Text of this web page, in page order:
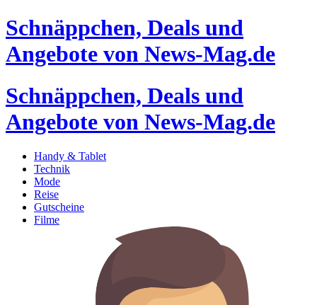
Schnäppchen, Deals und
Angebote von News-Mag.de
Schnäppchen, Deals und
Angebote von News-Mag.de
Handy & Tablet
Technik
Mode
Reise
Gutscheine
Filme